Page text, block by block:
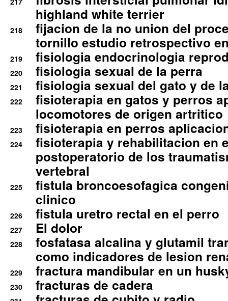
highland white terrier
218
fijacion de la no union del
tornillo estudio retrospectivo
219 fisiologia endocrinologia
220 fisiologia sexual de la perra
221 fisiologia sexual del gato y de
222
fisioterapia en gatos y perros
locomotores de origen artritico
223 fisioterapia en perros
224
fisioterapia y rehabilitacion en
postoperatorio de los
vertebral
225
fistula broncoesofagica
clinico
226 fistula uretro rectal en el perro
227 El dolor
228
fosfatasa alcalina y glutamil
como indicadores de lesion
229 fractura mandibular en un
230 fracturas de cadera